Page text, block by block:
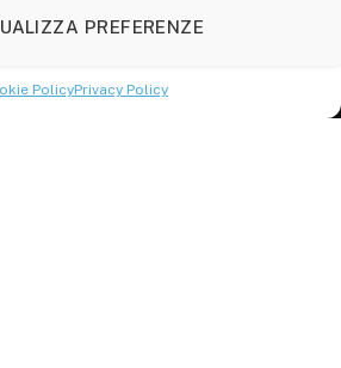
PREFERENZE
PolicyPrivacy Policy